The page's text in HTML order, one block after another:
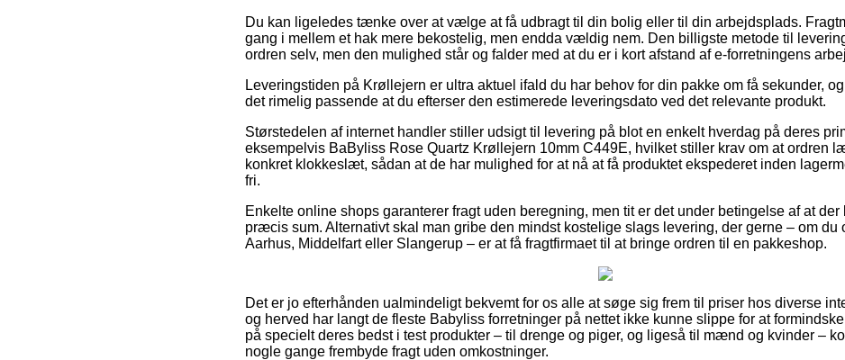
Du kan ligeledes tænke over at vælge at få udbragt til din bolig eller til din arbejdsplads.
gang i mellem et hak mere bekostelig, men endda vældig nem. Den billigste metode til
ordren selv, men den mulighed står og falder med at du er i kort afstand af e-forretningens
Leveringstiden på Krøllejern er ultra aktuel ifald du har behov for din pakke om få sekunder,
det rimelig passende at du efterser den estimerede leveringsdato ved det relevante produkt.
Størstedelen af internet handler stiller udsigt til levering på blot en enkelt hverdag på deres
eksempelvis BaByliss Rose Quartz Krøllejern 10mm C449E, hvilket stiller krav om at ordren
konkret klokkeslæt, sådan at de har mulighed for at nå at få produktet ekspederet inden
fri.
Enkelte online shops garanterer fragt uden beregning, men tit er det under betingelse af at der
præcis sum. Alternativt skal man gribe den mindst kostelige slags levering, der gerne – om du
Aarhus, Middelfart eller Slangerup – er at få fragtfirmaet til at bringe ordren til en pakkeshop.
Det er jo efterhånden ualmindeligt bekvemt for os alle at søge sig frem til priser hos diverse
og herved har langt de fleste Babyliss forretninger på nettet ikke kunne slippe for at
på specielt deres bedst i test produkter – til drenge og piger, og ligeså til mænd og kvinder –
nogle gange frembyde fragt uden omkostninger.